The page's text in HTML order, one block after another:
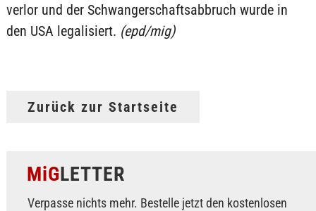
verlor und der Schwangerschaftsabbruch wurde in
den USA legalisiert. (epd/mig)
Zurück zur Startseite
MiGLETTER
Verpasse nichts mehr. Bestelle jetzt den kostenlosen